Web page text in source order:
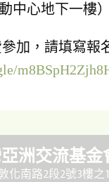
中心地下一樓）
參加，請填寫報
洲交流基金
化南路2段2號3樓之1